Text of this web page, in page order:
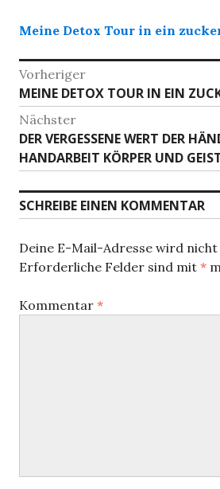
Meine Detox Tour in ein
Beitrags-
Navigation
Vorheriger
Vorheriger
Beitrag:
MEINE DETOX TOUR IN EIN
Nächster
Nächster
Beitrag:
DER VERGESSENE WERT DER
HANDARBEIT KÖRPER UND
SCHREIBE EINEN KOMMENTAR
Deine E-Mail-Adresse wird
Erforderliche Felder sind mit *
Kommentar *